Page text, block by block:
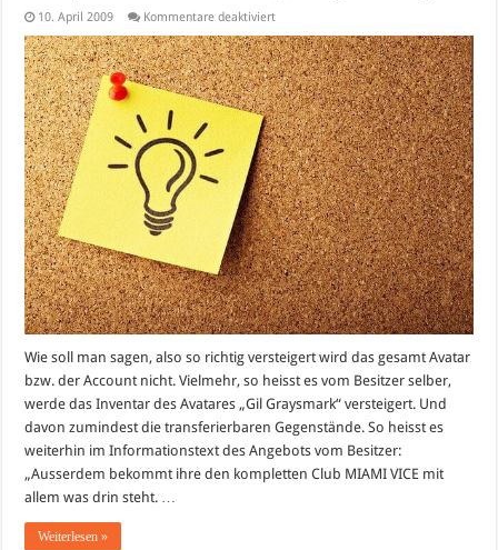
10. April 2009 Kommentare deaktiviertfür
Avatar
Versteigerung
bei
Ebay
Wie soll man sagen, also so richtig versteigert wird das gesamt Avatar
bzw. der Account nicht. Vielmehr, so heisst es vom Besitzer selber,
werde das Inventar des Avatares „Gil Graysmark“ versteigert. Und
davon zumindest die transferierbaren Gegenstände. So heisst es
weiterhin im Informationstext des Angebots vom Besitzer:
„Ausserdem bekommt ihre den kompletten Club MIAMI VICE mit
allem was drin steht. …
Weiterlesen »